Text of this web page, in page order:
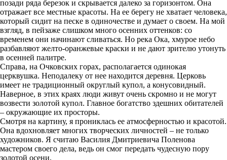
позади ряда березок и скрывается далеко за горизонтом. Она
отражает все местные красоты. На ее берегу не хватает человека,
который сидит на песке в одиночестве и думает о своем. На мой
взгляд, в пейзаже слишком много осенних оттенков: со
временем они начинают сливаться. Но река Ока, хмурое небо
разбавляют желто-оранжевые краски и не дают зрителю утонуть
в осенней палитре.
Справа, на Очковских горах, располагается одинокая
церквушка. Неподалеку от нее находится деревня. Церковь
имеет не традиционный округлый купол, а конусовидный.
Наверное, в этих краях люди живут очень скромно и не могут
возвести золотой купол. Главное богатство здешних обитателей
– окружающие их просторы.
Смотря на картину, я прониклась ее атмосферностью и красотой.
Она вдохновляет многих творческих личностей – не только
художников. Я считаю Василия Дмитриевича Поленова
мастером своего дела, ведь он смог передать чудесную пору
золотой осени.